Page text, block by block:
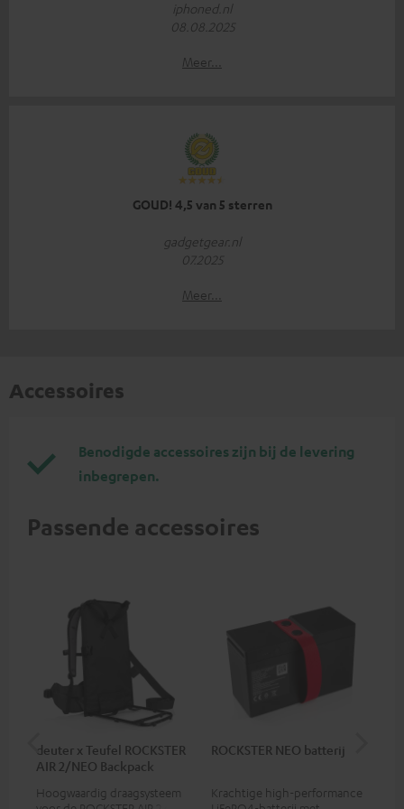
iphoned.nl
08.08.2025
Meer...
GOUD! 4,5 van 5 sterren
gadgetgear.nl
07.2025
Meer...
Accessoires
Benodigde accessoires zijn bij de levering
inbegrepen.
Passende accessoires
deuter x Teufel ROCKSTER
AIR 2/NEO Backpack
Hoogwaardig draagsysteem
ROCKSTER NEO batterij
Krachtige high-performance